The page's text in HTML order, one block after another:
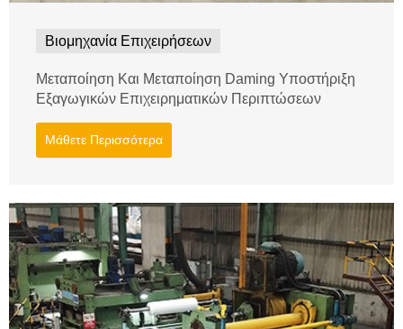
Βιομηχανία Επιχειρήσεων
Μεταποίηση Και Μεταποίηση Daming Υποστήριξη
Εξαγωγικών Επιχειρηματικών Περιπτώσεων
Μάθετε Περισσότερα